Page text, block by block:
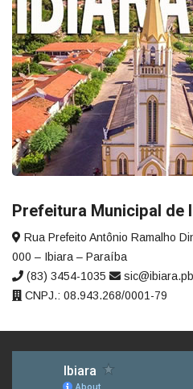
Prefeitura Municipal de
Rua Prefeito Antônio Ramalho
000 – Ibiara – Paraíba
(83) 3454-1035
CNPJ.: 08.943.268/0001-79